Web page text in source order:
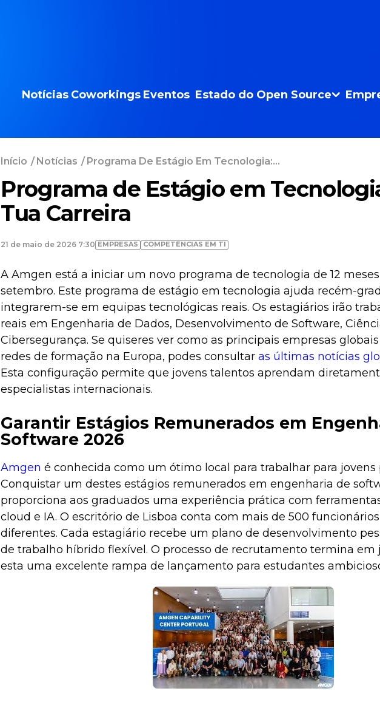
Notícias Coworkings Eventos Estado do Open Source
Início /Notícias / Programa De Estágio Em Tecnologia:...
Programa de Estágio em
Tua Carreira
21 de maio de 2026 7:30 EMPRESAS COMPETÊNCIAS EM TI
A Amgen está a iniciar um novo programa de tecnologia de 12 meses
setembro. Este programa de estágio em tecnologia ajuda recém-
integrarem-se em equipas tecnológicas reais. Os estagiários irão
reais em Engenharia de Dados, Desenvolvimento de Software,
Cibersegurança. Se quiseres ver como as principais empresas
redes de formação na Europa, podes consultar as últimas notícias
Esta configuração permite que jovens talentos aprendam
especialistas internacionais.
Garantir Estágios Remunerados em
Software 2026
Amgen é conhecida como um ótimo local para trabalhar para jovens
Conquistar um destes estágios remunerados em engenharia de
proporciona aos graduados uma experiência prática com
cloud e IA. O escritório de Lisboa conta com mais de 500
diferentes. Cada estagiário recebe um plano de desenvolvimento
de trabalho híbrido flexível. O processo de recrutamento termina em
esta uma excelente rampa de lançamento para estudantes